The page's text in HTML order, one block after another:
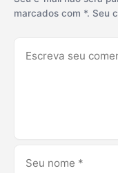
marcados com *. Seu